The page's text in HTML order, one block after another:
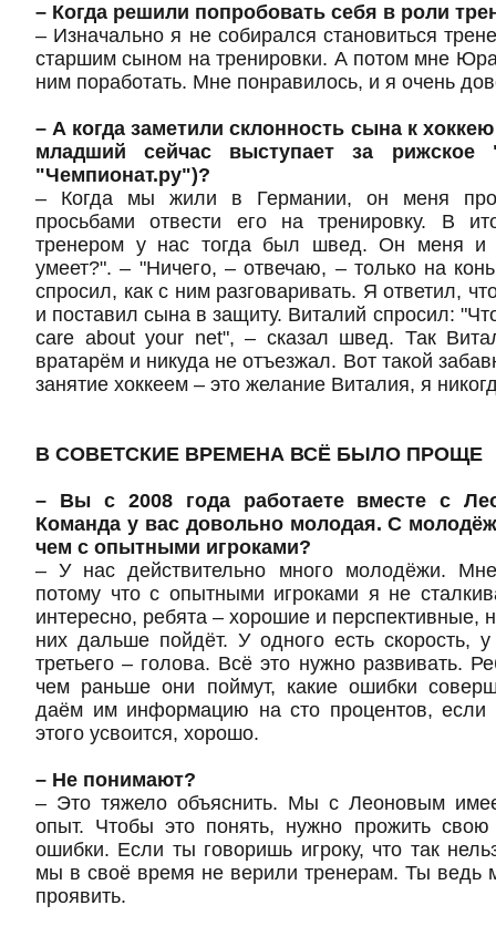
– Когда решили попробовать себя в роли
– Изначально я не собирался становиться
старшим сыном на тренировки. А потом мне
ним поработать. Мне понравилось, и я очень
– А когда заметили склонность сына к
младший сейчас выступает за
"Чемпионат.ру")?
– Когда мы жили в Германии, он меня
просьбами отвести его на тренировку. В
тренером у нас тогда был швед. Он меня и
умеет?". – "Ничего, – отвечаю, – только на
спросил, как с ним разговаривать. Я ответил,
и поставил сына в защиту. Виталий спросил:
care about your net", – сказал швед. Так
вратарём и никуда не отъезжал. Вот такой
занятие хоккеем – это желание Виталия, я
В СОВЕТСКИЕ ВРЕМЕНА ВСЁ БЫЛО ПРОЩЕ
– Вы с 2008 года работаете вместе с
Команда у вас довольно молодая. С
чем с опытными игроками?
– У нас действительно много молодёжи.
потому что с опытными игроками я не
интересно, ребята – хорошие и перспективные,
них дальше пойдёт. У одного есть скорость,
третьего – голова. Всё это нужно развивать.
чем раньше они поймут, какие ошибки
даём им информацию на сто процентов, если
этого усвоится, хорошо.
– Не понимают?
– Это тяжело объяснить. Мы с Леоновым
опыт. Чтобы это понять, нужно прожить свою
ошибки. Если ты говоришь игроку, что так
мы в своё время не верили тренерам. Ты ведь
проявить.